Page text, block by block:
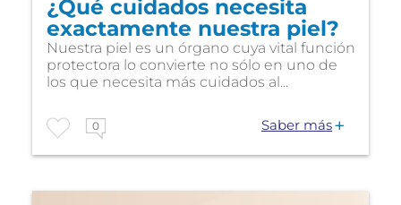
¿Qué cuidados necesita
exactamente nuestra piel?
Nuestra piel es un órgano cuya vital función
protectora lo convierte no sólo en uno de
los que necesita más cuidados al...
0 Saber más